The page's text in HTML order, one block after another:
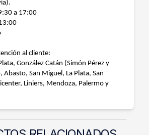
a 17:00
al cliente:
González Catán (Simón Pérez y
Abasto, San Miguel, La Plata, San
Liniers, Mendoza, Palermo y